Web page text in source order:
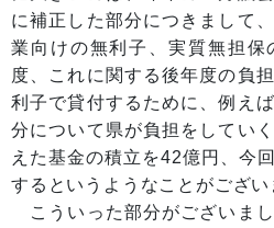
に補正した部分につきまして
業向けの無利子、実質無担保
度、これに関する後年度の負
利子で貸付するために、例え
分について県が負担をしてい
えた基金の積立を42億円、今
するというようなことがござい
こういった部分がございま